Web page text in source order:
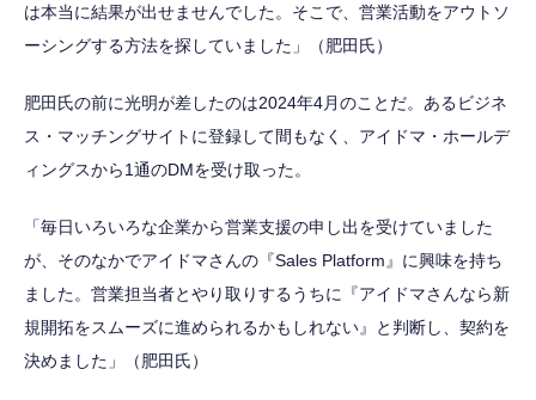
は本当に結果が出せませんでした。そこで、営業活動をアウトソ
ーシングする方法を探していました」（肥田氏）
肥田氏の前に光明が差したのは2024年4月のことだ。あるビジネ
ス・マッチングサイトに登録して間もなく、アイドマ・ホールデ
ィングスから1通のDMを受け取った。
「毎日いろいろな企業から営業支援の申し出を受けていました
が、そのなかでアイドマさんの『Sales Platform』に興味を持ち
ました。営業担当者とやり取りするうちに『アイドマさんなら新
規開拓をスムーズに進められるかもしれない』と判断し、契約を
決めました」（肥田氏）